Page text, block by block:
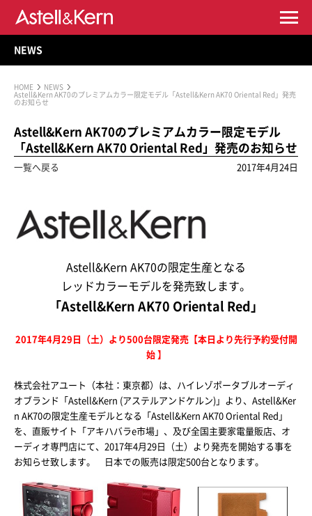
NEWS
HOME
NEWS
Astell&Kern AK70のプレミアムカラー限定モデル「Astell&Kern AK70 Oriental Red」発売
のお知らせ
Astell&Kern AK70のプレミアムカラー限定モデル
「Astell&Kern AK70 Oriental Red」発売のお知らせ
一覧へ戻る 2017年4月24日
Astell&Kern AK70の限定生産となる
レッドカラーモデルを発売致します。
「Astell&Kern AK70 Oriental Red」
2017年4月29日（土）より500台限定発売【本日より先行予約受付開
始 】
株式会社アユート（本社：東京都）は、ハイレゾポータブルオーディ
オブランド「Astell&Kern (アステルアンドケルン)」より、Astell&Ker
n AK70の限定生産モデルとなる「Astell&Kern AK70 Oriental Red」
を、直販サイト「アキハバラe市場」、及び全国主要家電量販店、オ
ーディオ専門店にて、2017年4月29日（土）より発売を開始する事を
お知らせ致します。 日本での販売は限定500台となります。